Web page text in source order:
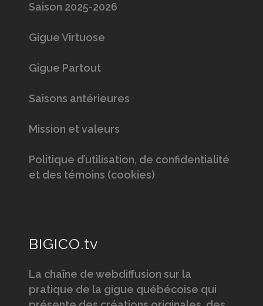
Saison 2025-2026
Gigue Virtuose
Gigue Partout
Saisons antérieures
Mission et valeurs
Politique d’utilisation, de confidentialité
et des témoins (cookies)
BIGICO.tv
La chaîne de webdiffusion sur la
pratique de la gigue québécoise qui